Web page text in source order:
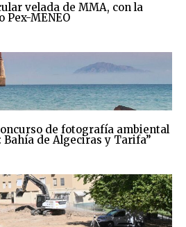
velada de MMA, con la
Pex-MENEO
de fotografía ambiental
Bahía de Algeciras y Tarifa”